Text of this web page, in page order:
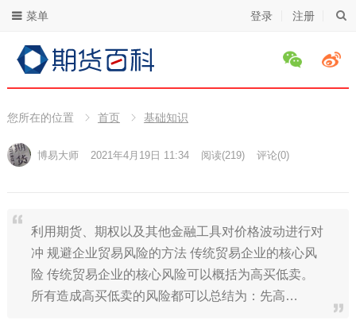
登录 注册
菜单
您所在的位置 首页 基础知识
博易大师 2021年4月19日 11:34 阅读(219) 评论(0)
利用期货、期权以及其他金融工具对价格波动进行对
冲 规避企业贸易风险的方法 传统贸易企业的核心风
险 传统贸易企业的核心风险可以概括为高买低卖。
所有造成高买低卖的风险都可以总结为：先高…